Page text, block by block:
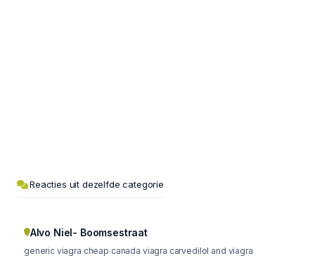
Reacties uit dezelfde categorie
Alvo Niel- Boomsestraat
generic viagra cheap canada viagra carvedilol and viagra